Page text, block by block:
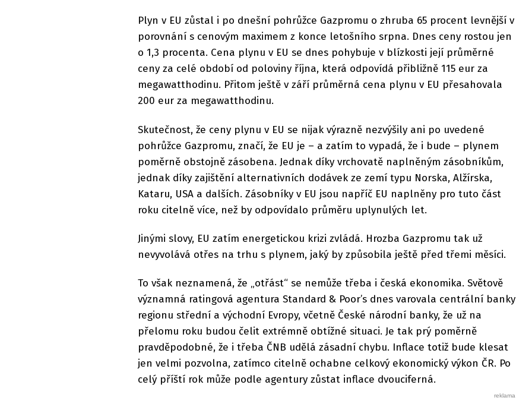
Plyn v EU zůstal i po dnešní pohrůžce Gazpromu o zhruba 65 procent levnější v
porovnání s cenovým maximem z konce letošního srpna. Dnes ceny rostou jen
o 1,3 procenta. Cena plynu v EU se dnes pohybuje v blízkosti její průměrné
ceny za celé období od poloviny října, která odpovídá přibližně 115 eur za
megawatthodinu. Přitom ještě v září průměrná cena plynu v EU přesahovala
200 eur za megawatthodinu.
Skutečnost, že ceny plynu v EU se nijak výrazně nezvýšily ani po uvedené
pohrůžce Gazpromu, značí, že EU je – a zatím to vypadá, že i bude – plynem
poměrně obstojně zásobena. Jednak díky vrchovatě naplněným zásobníkům,
jednak díky zajištění alternativních dodávek ze zemí typu Norska, Alžírska,
Kataru, USA a dalších. Zásobníky v EU jsou napříč EU naplněny pro tuto část
roku citelně více, než by odpovídalo průměru uplynulých let.
Jinými slovy, EU zatím energetickou krizi zvládá. Hrozba Gazpromu tak už
nevyvolává otřes na trhu s plynem, jaký by způsobila ještě před třemi měsíci.
To však neznamená, že „otřást“ se nemůže třeba i česká ekonomika. Světově
významná ratingová agentura Standard & Poor’s dnes varovala centrální banky
regionu střední a východní Evropy, včetně České národní banky, že už na
přelomu roku budou čelit extrémně obtížné situaci. Je tak prý poměrně
pravděpodobné, že i třeba ČNB udělá zásadní chybu. Inflace totiž bude klesat
jen velmi pozvolna, zatímco citelně ochabne celkový ekonomický výkon ČR. Po
celý příští rok může podle agentury zůstat inflace dvouciferná.